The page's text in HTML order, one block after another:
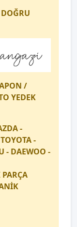
/
YEDEK
-
-
- DAEWOO -